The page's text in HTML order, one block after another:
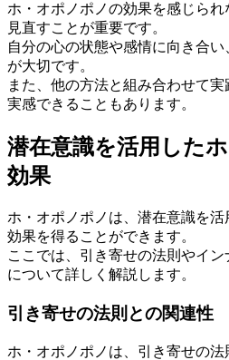
ホ・オポノポノの効果を感じら
見直すことが重要です。
自分の心の状態や感情に向き合
が大切です。
また、他の方法と組み合わせて
実感できることもあります。
潜在意識を活用した
効果
ホ・オポノポノは、潜在意識を
効果を得ることができます。
ここでは、引き寄せの法則やイ
について詳しく解説します。
引き寄せの法則との関連性
ホ・オポノポノは、引き寄せの法